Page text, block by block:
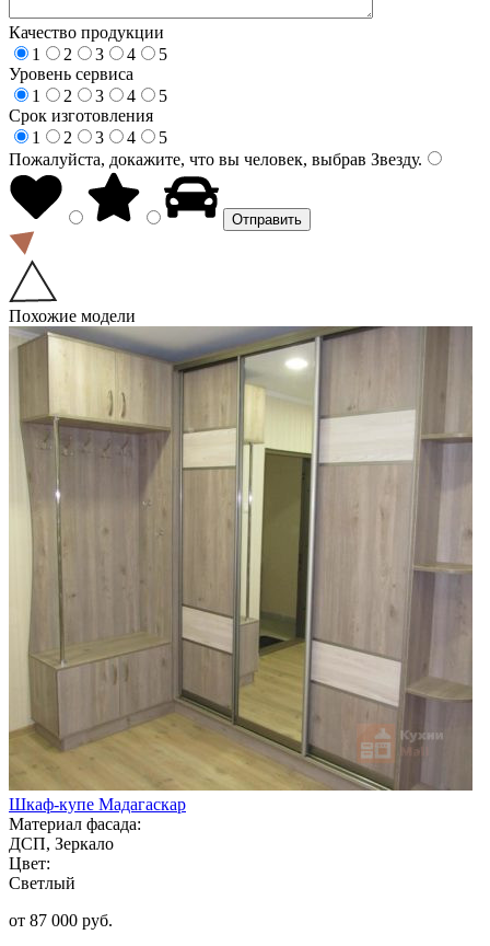
Качество продукции
1
2 3 4
5
Уровень сервиса
1
2 3 4
5
Срок изготовления
1
2 3 4
5
Пожалуйста, докажите, что вы человек, выбрав Звезду.
Похожие модели
Шкаф-купе Мадагаскар
Материал фасада:
ДСП, Зеркало
Цвет:
Светлый
от 87 000 руб.